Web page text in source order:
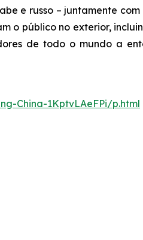
e russo – juntamente
o público no exterior,
de todo o mundo a
China-1KptvLAeFPi/p.html